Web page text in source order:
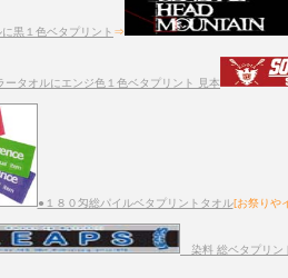
黒１色ベタプリント ⇒
ータオルにエンジ色１色ベタプリント 見本
●１８０匁総パイルベタプリントタオル[お祭りや
染料 総ベタプリン